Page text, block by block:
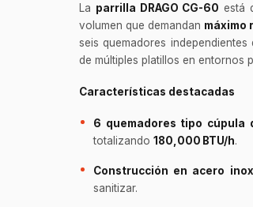
La parrilla DRAGO CG-60 está
volumen que demandan máximo
seis quemadores
de múltiples platillos en entornos
Características destacadas
6 quemadores tipo cúpula
totalizando 180,000 BTU/h.
Construcción en acero
sanitizar.